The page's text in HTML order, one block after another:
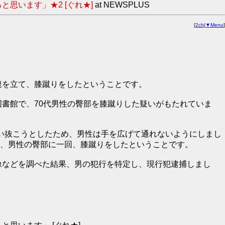
と思います」★2 [ぐれ★] at NEWSPLUS
[2ch| ▼Menu]
立て、膝蹴りをしたということです。
館で、70代男性の臀部を膝蹴りした疑いがもたれていま
こうとしたため、男性は手を広げて通れないようにしまし
性の臀部に一回、膝蹴りをしたということです。
どを調べた結果、男の犯行を特定し、現行犯逮捕しまし